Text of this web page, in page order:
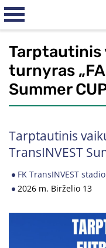
Tarptautinis
turnyras
Summer
Tarptautinis
TransINVEST
FK TransINVEST
2026 m. Birželio 13